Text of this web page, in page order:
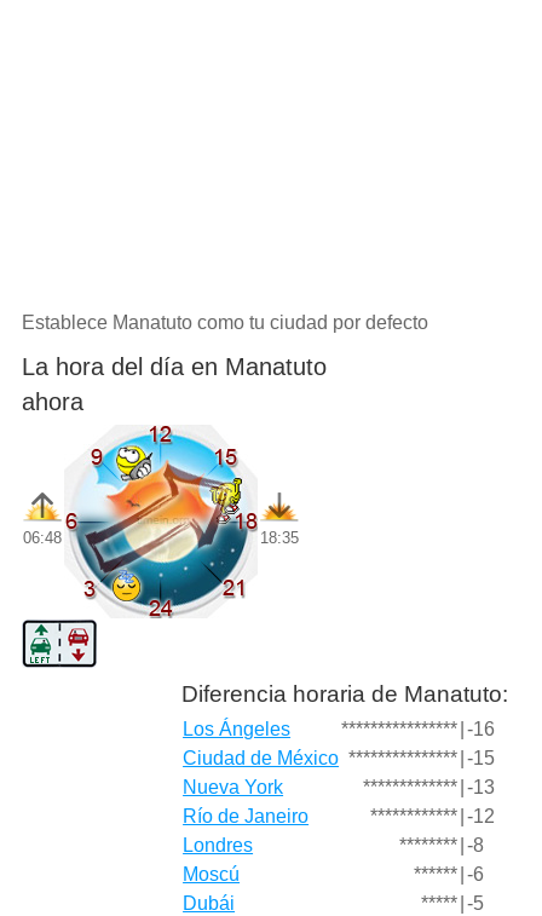
Establece Manatuto como tu ciudad por defecto
La hora del día en Manatuto
ahora
06:48 18:35
Diferencia horaria de Manatuto:
Los Ángeles **************** -16
Ciudad de México *************** -15
Nueva York
************* -13
Río de Janeiro
************ -12
Londres
******** -8
Moscú
****** -6
Dubái
***** -5